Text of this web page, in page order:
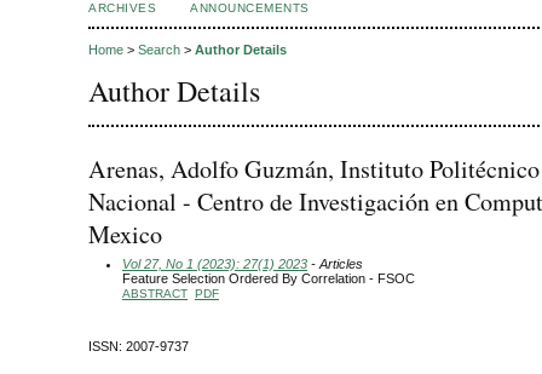
ARCHIVES
ANNOUNCEMENTS
Home > Search > Author Details
Author Details
Arenas, Adolfo Guzmán, Instituto Politécnico
Nacional - Centro de Investigación en
Mexico
Vol 27, No 1 (2023): 27(1) 2023 - Articles
Feature Selection Ordered By Correlation - FSOC
ABSTRACT PDF
ISSN: 2007-9737